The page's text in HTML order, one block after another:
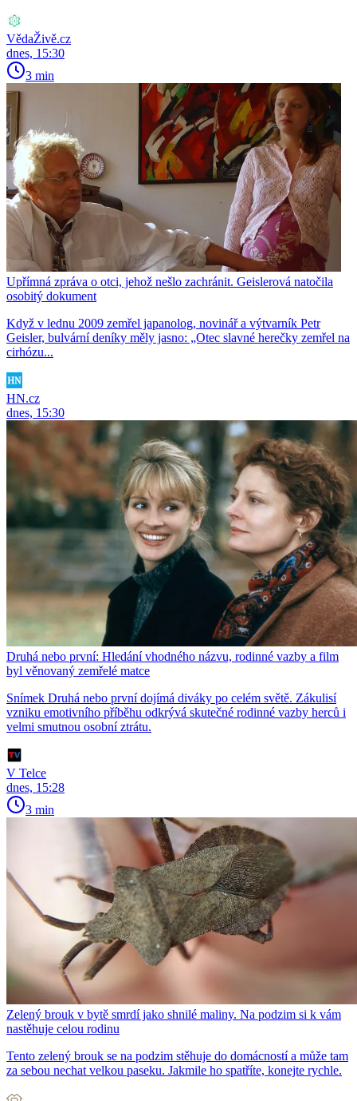
VědaŽivě.cz
dnes, 15:30
3 min
Upřímná zpráva o otci, jehož nešlo zachránit. Geislerová natočila
osobitý dokument
Když v lednu 2009 zemřel japanolog, novinář a výtvarník Petr
Geisler, bulvární deníky měly jasno: „Otec slavné herečky zemřel na
cirhózu...
HN.cz
dnes, 15:30
Druhá nebo první: Hledání vhodného názvu, rodinné vazby a film
byl věnovaný zemřelé matce
Snímek Druhá nebo první dojímá diváky po celém světě. Zákulisí
vzniku emotivního příběhu odkrývá skutečné rodinné vazby herců i
velmi smutnou osobní ztrátu.
V Telce
dnes, 15:28
3 min
Zelený brouk v bytě smrdí jako shnilé maliny. Na podzim si k vám
nastěhuje celou rodinu
Tento zelený brouk se na podzim stěhuje do domácností a může tam
za sebou nechat velkou paseku. Jakmile ho spatříte, konejte rychle.